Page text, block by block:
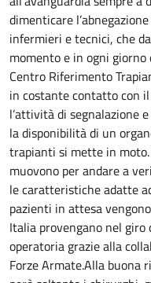
dimenticare
infermieri e tecnici, che
momento e in ogni giorno
Centro Riferimento
in costante contatto con
l’attività di segnalazione
la disponibilità di un
trapianti si mette in
muovono per andare a
le caratteristiche adatte
pazienti in attesa
Italia provengano nel
operatoria grazie alla
Forze Armate.Alla buona